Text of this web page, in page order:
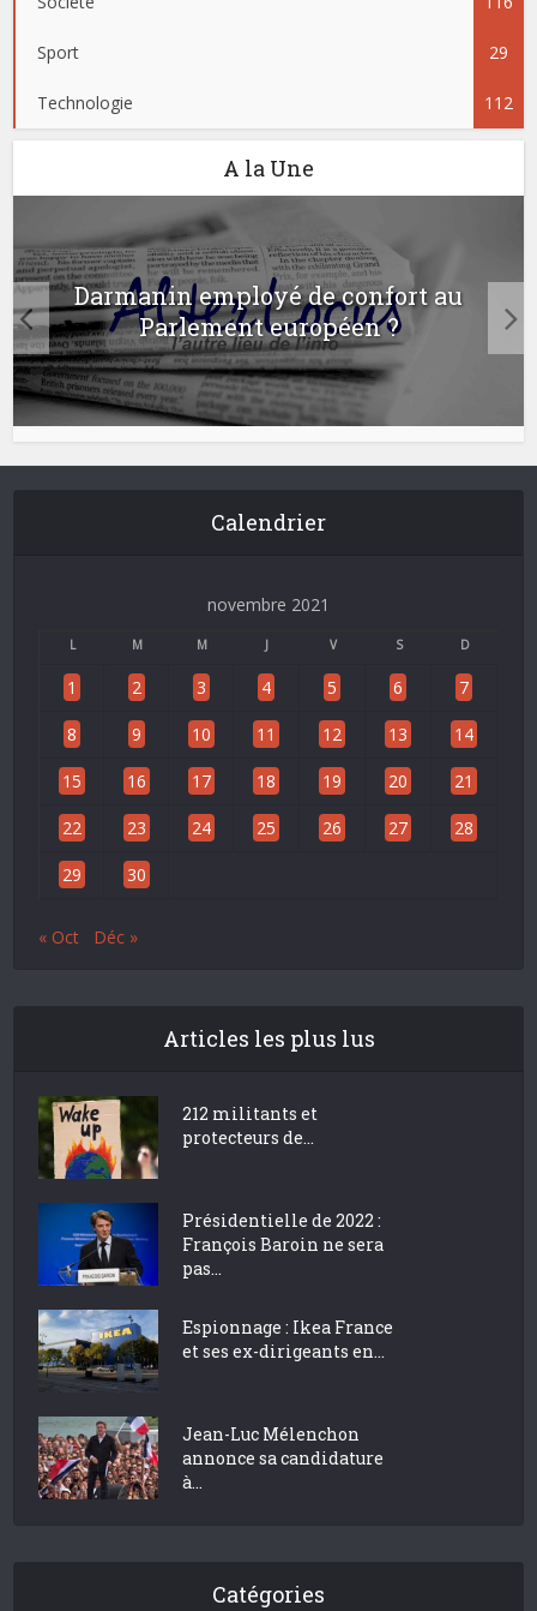
Sport 29
Technologie 112
A la Une
Darmanin employé de confort au
Parlement européen ?
Calendrier
novembre 2021
L M M J V S D
1 2 3 4 5 6 7
8 9 10 11 12 13 14
15 16 17 18 19 20 21
22 23 24 25 26 27 28
29 30
« Oct Déc »
Articles les plus lus
212 militants et
protecteurs de...
Présidentielle de 2022 :
François Baroin ne sera
pas...
Espionnage : Ikea France
et ses ex-dirigeants en...
Jean-Luc Mélenchon
annonce sa candidature
à...
Catégories